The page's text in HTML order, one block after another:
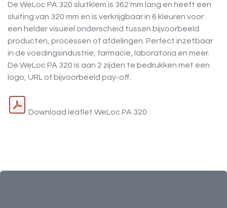
De WeLoc PA 320 sluitklem is 362 mm lang en heeft een
sluiting van 320 mm en is verkrijgbaar in 6 kleuren voor
een helder visueel onderscheid tussen bijvoorbeeld
producten, processen of afdelingen. Perfect inzetbaar
in de voedingsindustrie, farmacie, laboratoria en meer.
De WeLoc PA 320 is aan 2 zijden te bedrukken met een
logo, URL of bijvoorbeeld pay-off.
Download leaflet WeLoc PA 320